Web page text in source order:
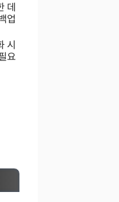
데
업
시
요